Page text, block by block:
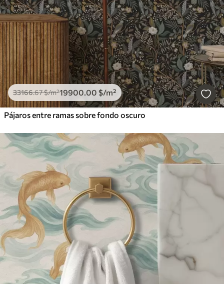
33166.67$/m²19900.00 $/m²
Pájaros entre ramas sobre fondo oscuro